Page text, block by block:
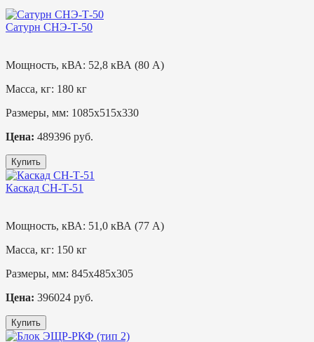
Сатурн СНЭ-Т-50
Мощность, кВА: 52,8 кВА (80 А)
Масса, кг: 180 кг
Размеры, мм: 1085х515х330
Цена: 489396 руб.
Купить
Каскад СН-Т-51
Мощность, кВА: 51,0 кВА (77 А)
Масса, кг: 150 кг
Размеры, мм: 845х485х305
Цена: 396024 руб.
Купить